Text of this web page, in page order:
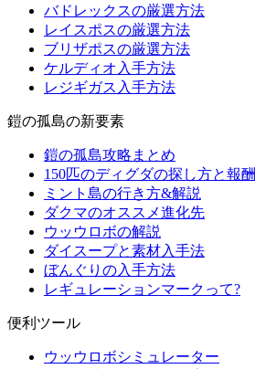
バドレックスの厳選方法
レイスポスの厳選方法
ブリザポスの厳選方法
ケルディオ入手方法
レジギガス入手方法
鎧の孤島の新要素
鎧の孤島攻略まとめ
150匹のディグダの探し方と報酬
ミント島の行き方&解説
ダクマのオススメ進化先
ウッウロボの解説
ダイスープと素材入手法
ぼんぐりの入手方法
レギュレーションマークって?
便利ツール
ウッウロボシミュレーター